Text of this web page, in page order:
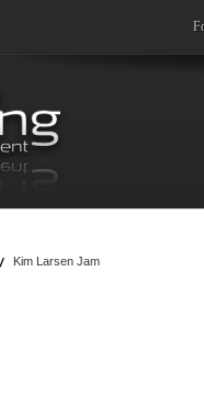
Kim Larsen Jam